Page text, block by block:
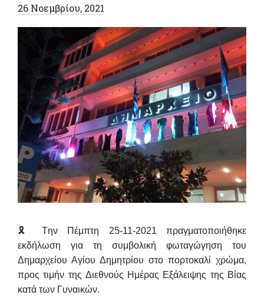
26 Νοεμβρίου, 2021
🎗 Tην Πέμπτη 25-11-2021 πραγματοποιήθηκε
εκδήλωση για τη συμβολική φωταγώγηση του
Δημαρχείου Αγίου Δημητρίου στο πορτοκαλί χρώμα,
προς τιμήν της Διεθνούς Ημέρας Εξάλειψης της Βίας
κατά των Γυναικών.